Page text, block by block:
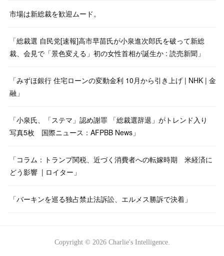
市場は新総裁を歓迎ムード。
「総裁選 自民党[速報]高市早苗氏が小泉進次郎氏を破って新総
裁、会見で「景色変える」初の女性首相が誕生か : 読売新聞」
「みずほ銀行 住宅ローンの変動金利 10月から引き上げ | NHK | 金
融」
「小泉氏、「ステマ」認め謝罪 「総裁選辞退」がトレンド入り
写真5枚 国際ニュース：AFPBB News」
「コラム：トランプ関税、近づく消費者への転嫁時期 米経済に
どう影響 | ロイター」
「バーキンを巡る独占禁止法訴訟、エルメス勝訴で決着」
Copyright © 2026 Charlie's Intelligence.